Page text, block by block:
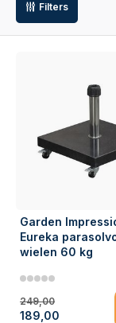
Filters
Garden
Eureka
wielen 60 kg
249,00
189,00